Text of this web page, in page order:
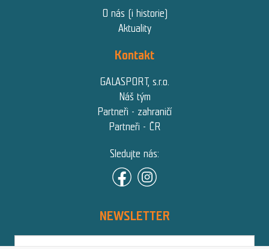
O nás (i historie)
Aktuality
Kontakt
GALASPORT, s.r.o.
Náš tým
Partneři - zahraničí
Partneři - ČR
Sledujte nás:
NEWSLETTER